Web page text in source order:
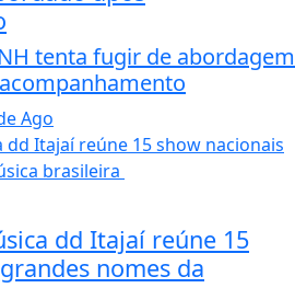
tenta fugir de abordagem
Ago
dd Itajaí reúne 15
nomes da